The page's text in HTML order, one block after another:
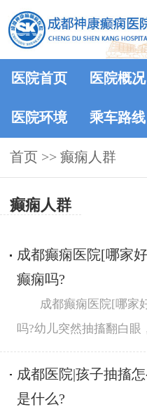
医院首页 医院概况
医院环境 乘车路线
首页 >> 癫痫人群
癫痫人群
成都癫痫医院[哪家
癫痫吗?
成都癫痫医院[哪家
吗?幼儿突然抽搐翻白眼
成都医院|孩子抽搐
是什么?